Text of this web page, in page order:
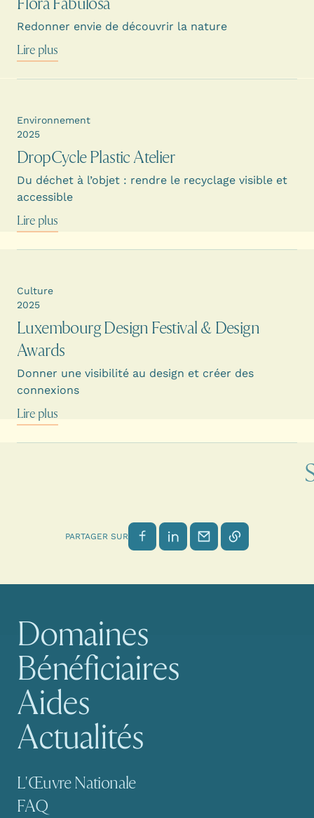
Redonner envie de découvrir la nature
Lire plus
DropCycle Plastic Atelier
Du déchet à l’objet : rendre le recyclage visible et
accessible
Environnement
2025
Lire plus
Luxembourg Design Festival & Design
Awards
Donner une visibilité au design et créer des
connexions
Culture
2025
Lire plus
PARTAGER SUR Partager sur Facebook
Partager sur LinkedIn
Envoyer par email
Copier le lien
Navigation principale
Domaines
Bénéficiaires
Aides
Actualités
Navigation secondaire
L'Œuvre Nationale
FAQ